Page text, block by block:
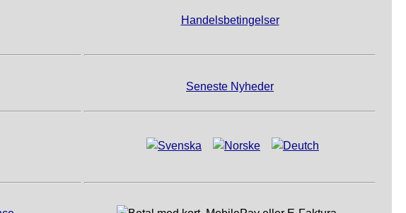
Handelsbetingelser
Seneste Nyheder